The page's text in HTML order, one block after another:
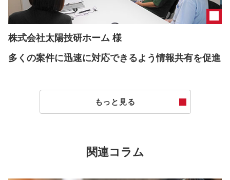
株式会社太陽技研ホーム 様
多くの案件に迅速に対応できるよう情報共有を促進
もっと見る
関連コラム